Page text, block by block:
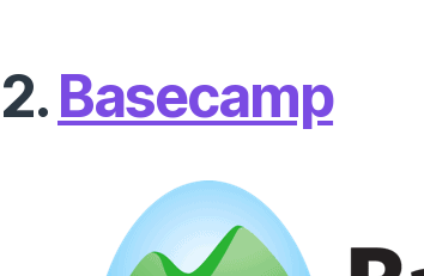
2.Basecamp